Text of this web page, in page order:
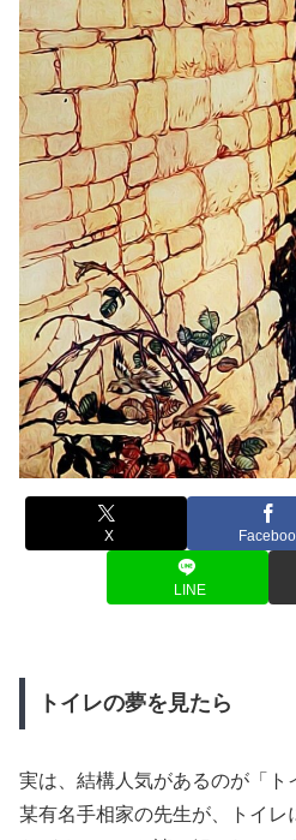
X
LINE
トイレの夢を見たら
実は、結構人気があるのが「
某有名手相家の先生が、トイレ